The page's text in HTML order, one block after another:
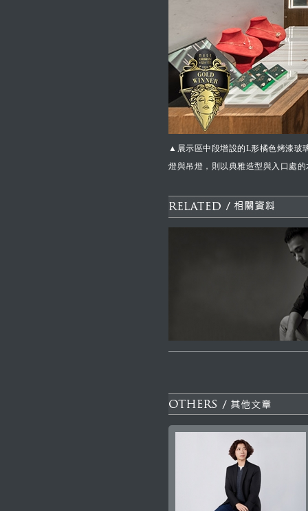
▲展示區中段增設的L形橘色烤漆玻
燈與吊燈，則以典雅造型與入口處